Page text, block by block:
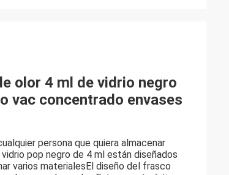
olor 4 ml de vidrio negro
vac concentrado envases
persona que quiera almacenar
pop negro de 4 ml están diseñados
varios materialesEl diseño del frasco